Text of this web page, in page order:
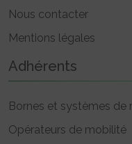
Nous contacter
Mentions légales
Adhérents
Bornes et systèmes de
Opérateurs de mobilité